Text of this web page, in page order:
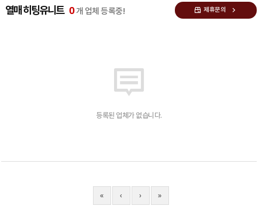
열매 히팅유니트 0개 업체 등록중! 제휴문의
등록된 업체가 없습니다.
« ‹ › »